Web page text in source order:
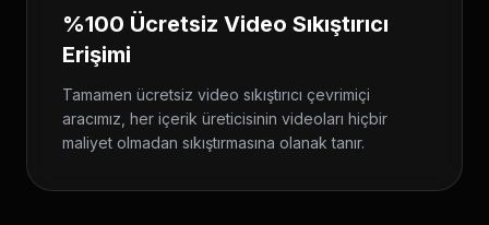
%100 Ücretsiz Video Sıkıştırıcı
Erişimi
Tamamen ücretsiz video sıkıştırıcı çevrimiçi
aracımız, her içerik üreticisinin videoları hiçbir
maliyet olmadan sıkıştırmasına olanak tanır.